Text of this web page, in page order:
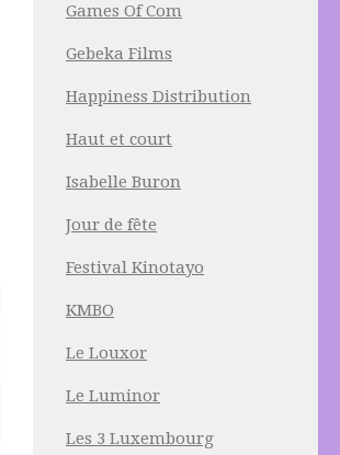
Games Of Com
Gebeka Films
Happiness Distribution
Haut et court
Isabelle Buron
Jour de fête
Festival Kinotayo
KMBO
Le Louxor
Le Luminor
Les 3 Luxembourg